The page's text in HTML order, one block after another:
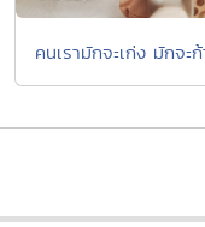
คนเรามักจะเก่ง มักจะ